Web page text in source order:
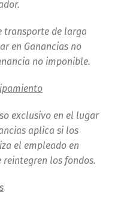
transporte de larga
en Ganancias no
no imponible.
exclusivo en el lugar
aplica si los
el empleado en
reintegren los fondos.